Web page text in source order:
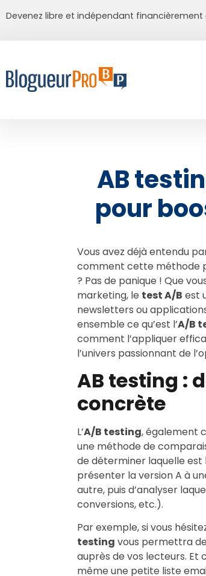
Devenez libre et indépendant
AB
pour
Vous avez déjà entendu
comment cette méthode
? Pas de panique ! Que
marketing, le test A/B est
newsletters ou
ensemble ce qu’est l’A/B
comment l’appliquer
l’univers passionnant de
AB testing :
concrète
L’A/B testing, également
une méthode de
de déterminer laquelle est
présenter la version A à
autre, puis d’analyser
conversions, etc.).
Par exemple, si vous
testing vous permettra
auprès de vos lecteurs. Et
même une petite liste